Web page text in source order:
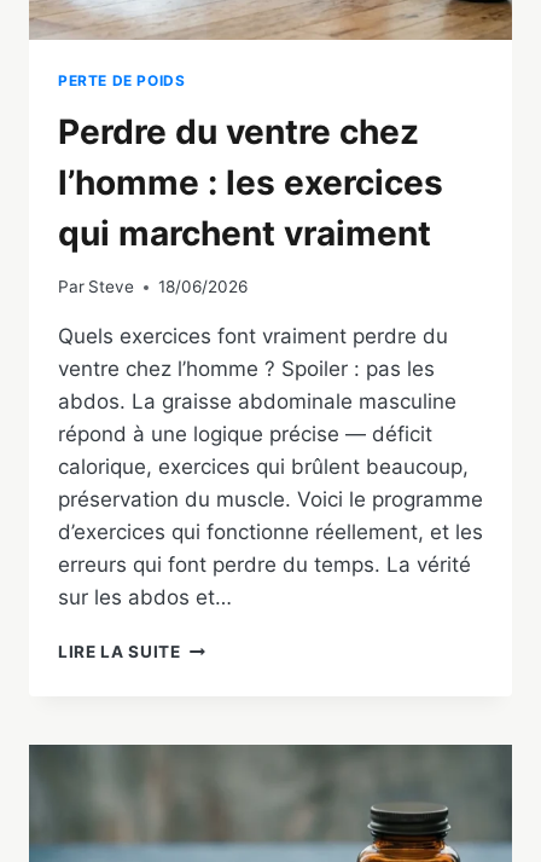
PERTE DE POIDS
Perdre du ventre chez
l’homme : les exercices
qui marchent vraiment
Par Steve 18/06/2026
Quels exercices font vraiment perdre du
ventre chez l’homme ? Spoiler : pas les
abdos. La graisse abdominale masculine
répond à une logique précise — déficit
calorique, exercices qui brûlent beaucoup,
préservation du muscle. Voici le programme
d’exercices qui fonctionne réellement, et les
erreurs qui font perdre du temps. La vérité
sur les abdos et…
LIRE LA SUITEPERDRE
L’HOMME
QUI